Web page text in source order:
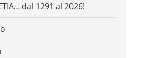
dal 1291 al 2026!